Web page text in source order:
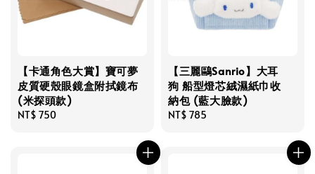
【卡通角色大賞】寶可夢
皮質硬殼眼鏡盒附拭鏡布
(米探頭款)
Regular
NT$ 750
【三麗鷗Sanrio】大耳
狗 船型燈芯絨濕紙巾收
納包 (藍大臉款)
Regular
NT$ 785